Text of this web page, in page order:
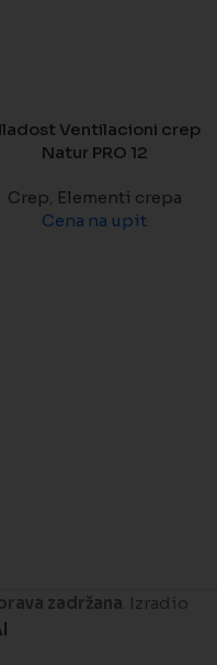
Ventilacioni crep
Natur PRO 12
Crep Elementi crepa
Cena na upit
zadržana. Izradio